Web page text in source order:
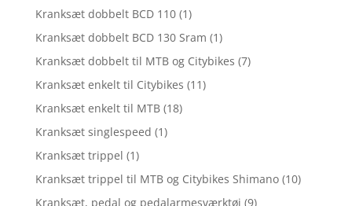
Kranksæt dobbelt BCD 110 (1)
Kranksæt dobbelt BCD 130 Sram (1)
Kranksæt dobbelt til MTB og Citybikes (7)
Kranksæt enkelt til Citybikes (11)
Kranksæt enkelt til MTB (18)
Kranksæt singlespeed (1)
Kranksæt trippel (1)
Kranksæt trippel til MTB og Citybikes Shimano (10)
Kranksæt, pedal og pedalarmesværktøj (9)